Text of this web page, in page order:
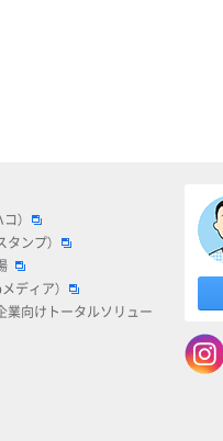
）
タンプ）
ディア）
業向けトータルソリュー